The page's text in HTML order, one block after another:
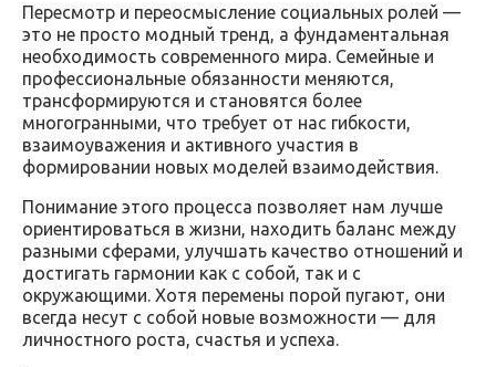
Пересмотр и переосмысление социальных ролей —
это не просто модный тренд, а фундаментальная
необходимость современного мира. Семейные и
профессиональные обязанности меняются,
трансформируются и становятся более
многогранными, что требует от нас гибкости,
взаимоуважения и активного участия в
формировании новых моделей взаимодействия.
Понимание этого процесса позволяет нам лучше
ориентироваться в жизни, находить баланс между
разными сферами, улучшать качество отношений и
достигать гармонии как с собой, так и с
окружающими. Хотя перемены порой пугают, они
всегда несут с собой новые возможности — для
личностного роста, счастья и успеха.